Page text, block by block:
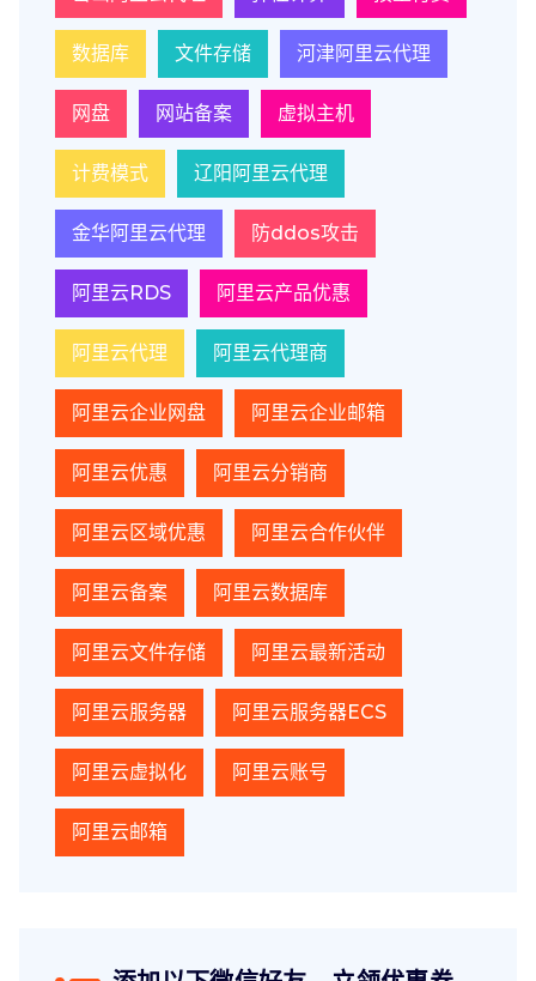
数据库 文件存储 河津阿里云代理
网盘 网站备案 虚拟主机
计费模式 辽阳阿里云代理
金华阿里云代理 防ddos攻击
阿里云RDS 阿里云产品优惠
阿里云代理 阿里云代理商
阿里云企业网盘 阿里云企业邮箱
阿里云优惠 阿里云分销商
阿里云区域优惠 阿里云合作伙伴
阿里云备案 阿里云数据库
阿里云文件存储 阿里云最新活动
阿里云服务器 阿里云服务器ECS
阿里云虚拟化 阿里云账号
阿里云邮箱